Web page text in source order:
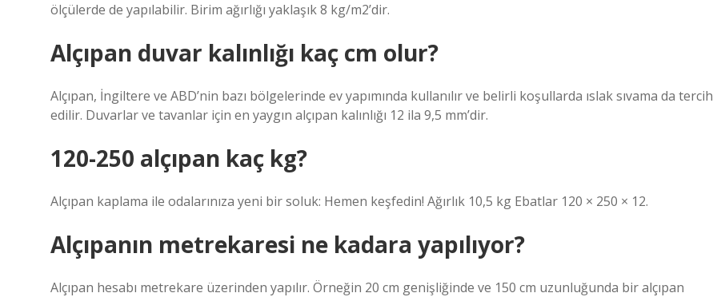
ölçülerde de yapılabilir. Birim ağırlığı yaklaşık 8 kg/m2’dir.
Alçıpan duvar kalınlığı kaç cm olur?
Alçıpan, İngiltere ve ABD’nin bazı bölgelerinde ev yapımında kullanılır ve belirli koşullarda ıslak sıvama da tercih
edilir. Duvarlar ve tavanlar için en yaygın alçıpan kalınlığı 12 ila 9,5 mm’dir.
120-250 alçıpan kaç kg?
Alçıpan kaplama ile odalarınıza yeni bir soluk: Hemen keşfedin! Ağırlık 10,5 kg Ebatlar 120 × 250 × 12.
Alçıpanın metrekaresi ne kadara yapılıyor?
Alçıpan hesabı metrekare üzerinden yapılır. Örneğin 20 cm genişliğinde ve 150 cm uzunluğunda bir alçıpan